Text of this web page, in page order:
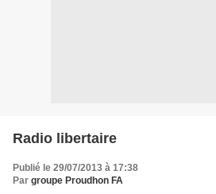
Radio libertaire
Publié le 29/07/2013 à 17:38
Par groupe Proudhon FA